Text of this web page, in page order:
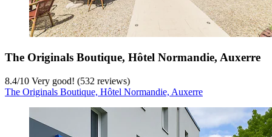
The Originals Boutique, Hôtel Normandie, Auxerre
8.4/10 Very good! (532 reviews)
The Originals Boutique, Hôtel Normandie, Auxerre